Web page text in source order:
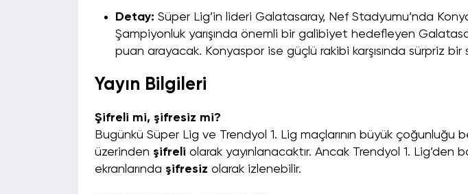
Detay: Süper Lig’in lideri Galatasaray, Nef Stadyumu’nda
Şampiyonluk yarışında önemli bir galibiyet hedefleyen
puan arayacak. Konyaspor ise güçlü rakibi karşısında sürpriz
Yayın Bilgileri
Şifreli mi, şifresiz mi?
Bugünkü Süper Lig ve Trendyol 1. Lig maçlarının büyük çoğunluğu
üzerinden şifreli olarak yayınlanacaktır. Ancak Trendyol 1. Lig’den
ekranlarında şifresiz olarak izlenebilir.